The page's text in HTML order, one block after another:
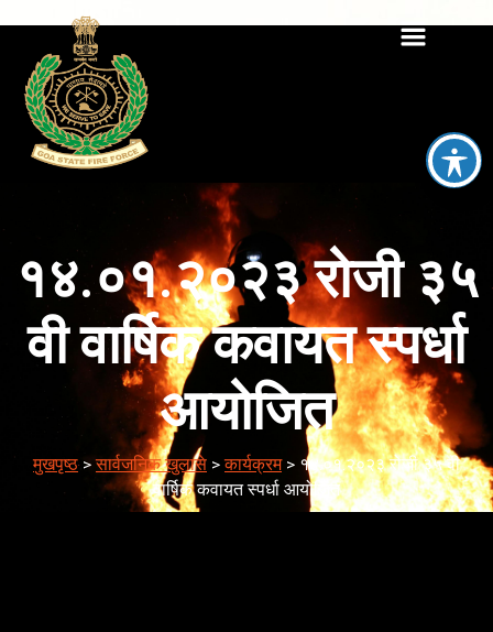
१४.०१.२०२३ रोजी ३५
वी वार्षिक कवायत स्पर्धा
आयोजित
मुखपृष्ठ>सार्वजनिक खुलासे >कार्यक्रम> १४.०१.२०२३ रोजी ३५ वी
वार्षिक कवायत स्पर्धा आयोजित